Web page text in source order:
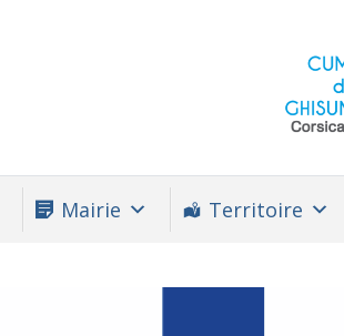
Mairie Territoire